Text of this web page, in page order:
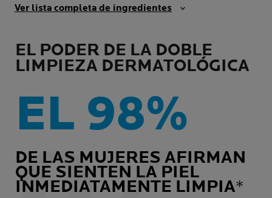
Ver lista completa de ingredientes
EL PODER DE LA DOBLE
LIMPIEZA DERMATOLÓGICA
EL 98%
DE LAS MUJERES AFIRMAN
QUE SIENTEN LA PIEL
INMEDIATAMENTE LIMPIA*